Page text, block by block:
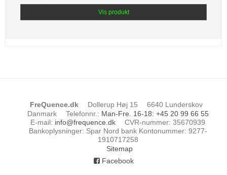
Vis produkt
FreQuence.dk Dollerup Høj 15
6640 Lunderskov
Danmark
Telefonnr. : Man-Fre. 16-18: +45 20 99 66 55
E-mail: info@frequence.dk CVR-nummer: 35670939
Bankoplysninger: Spar Nord bank Kontonummer: 9277-
1910717258
Sitemap
Facebook